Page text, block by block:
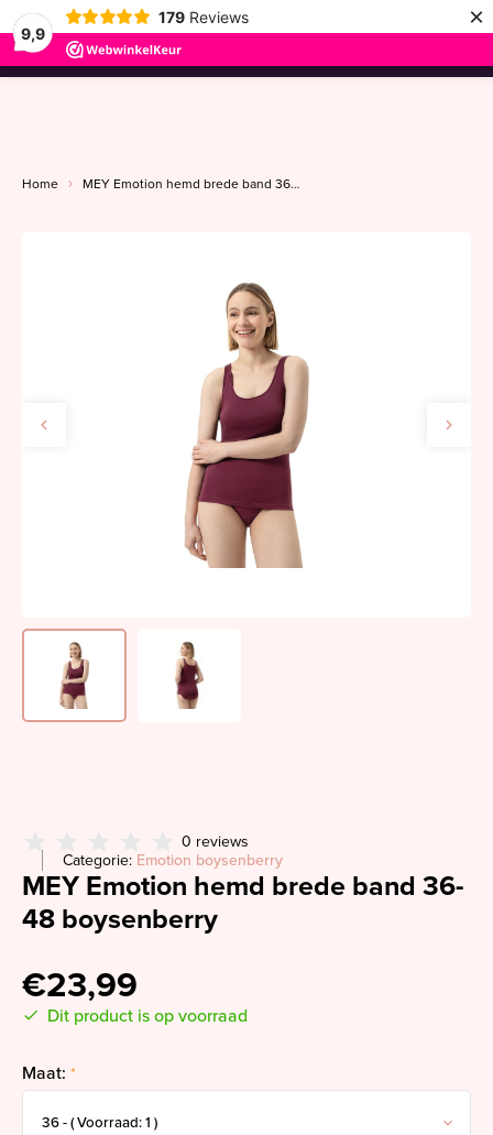
9,9
179 Reviews ×
menu
Home MEY Emotion hemd brede band 36-48 boysenberry
0 reviews
Categorie: Emotion boysenberry
MEY Emotion hemd brede band 36-
48 boysenberry
€23,99
Dit product is op voorraad
Maat: *